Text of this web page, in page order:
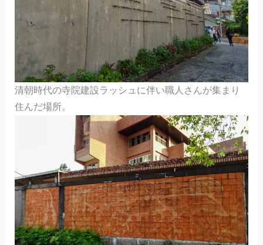
清朝時代の寺院建設ラッシュに伴い職人さんが集まり
住んだ場所。